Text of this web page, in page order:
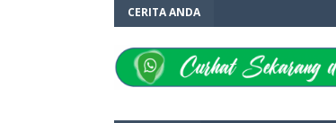
CERITA ANDA